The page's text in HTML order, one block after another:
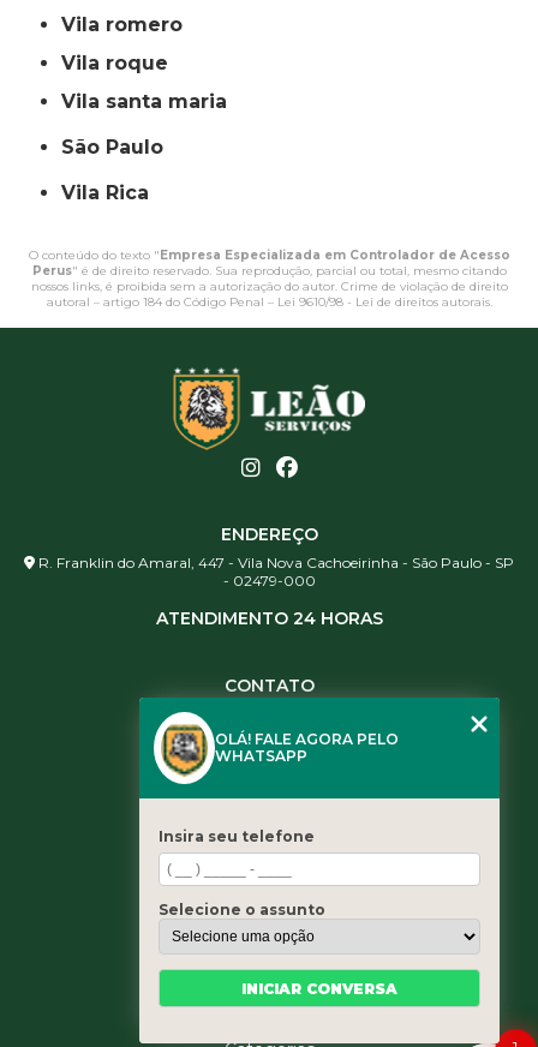
vila romero
vila roque
vila santa maria
São Paulo
Vila Rica
O conteúdo do texto " Empresa Especializada em Controlador de Acesso
Perus" é de direito reservado. Sua reprodução, parcial ou total, mesmo citando
nossos links, é proibida sem a autorização do autor. Crime de violação de direito
autoral – artigo 184 do Código Penal – Lei 9610/98 - Lei de direitos autorais.
ENDEREÇO
R. Franklin do Amaral, 447 - Vila Nova Cachoeirinha - São Paulo - SP
- 02479-000
ATENDIMENTO 24 HORAS
CONTATO
(11) 3461-5871
contato@leaoservicos.com.br
Home
Quem somos
Serviços
Blog
OLÁ! FALE AGORA PELO
WHATSAPP
Insira seu telefone
Selecione o assunto
INICIAR CONVERSA